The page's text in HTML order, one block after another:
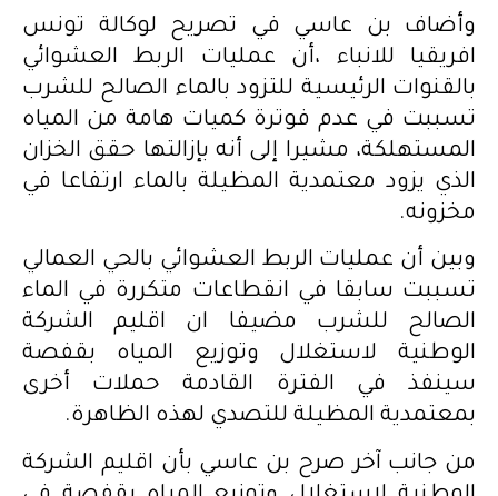
وأضاف بن عاسي في تصريح لوكالة تونس
افريقيا للانباء ،أن عمليات الربط العشوائي
بالقنوات الرئيسية للتزود بالماء الصالح للشرب
تسببت في عدم فوترة كميات هامة من المياه
المستهلكة، مشيرا إلى أنه بإزالتها حقق الخزان
الذي يزود معتمدية المظيلة بالماء ارتفاعا في
مخزونه.
وبين أن عمليات الربط العشوائي بالحي العمالي
تسببت سابقا في انقطاعات متكررة في الماء
الصالح للشرب مضيفا ان اقليم الشركة
الوطنية لاستغلال وتوزيع المياه بقفصة
سينفذ في الفترة القادمة حملات أخرى
بمعتمدية المظيلة للتصدي لهذه الظاهرة.
من جانب آخر صرح بن عاسي بأن اقليم الشركة